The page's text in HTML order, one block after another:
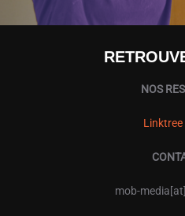
NOS
Linktree
mob-